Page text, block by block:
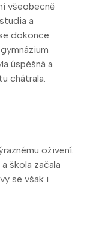
všeobecně
a
dokonce
úspěšná a
chátrala.
oživení.
škola začala
se však i